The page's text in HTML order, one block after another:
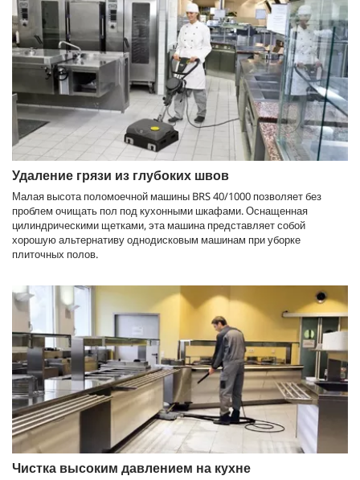
Удаление грязи из глубоких швов
Малая высота поломоечной машины BRS 40/1000 позволяет без
проблем очищать пол под кухонными шкафами. Оснащенная
цилиндрическими щетками, эта машина представляет собой
хорошую альтернативу однодисковым машинам при уборке
плиточных полов.
Чистка высоким давлением на кухне